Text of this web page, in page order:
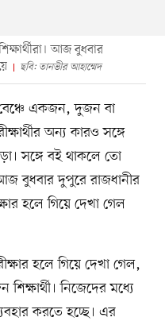
আজ বুধবার
ছবি: তানভীর আহাম্মেদ
একজন, দুজন বা
অন্য কারও সঙ্গে
সঙ্গে বই থাকলে তো
বুধবার দুপুরে রাজধানীর
হলে গিয়ে দেখা গেল
হলে গিয়ে দেখা গেল,
নিজেদের মধ্যে
করতে হচ্ছে। এর